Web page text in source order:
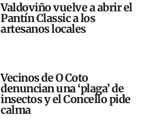
Valdoviño vuelve a abrir el
Pantín Classic a los
artesanos locales
Vecinos de O Coto
denuncian una ‘plaga’ de
insectos y el Concello pide
calma